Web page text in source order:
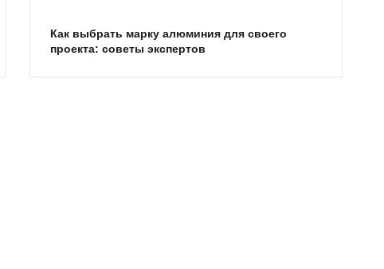
Как выбрать марку алюминия для своего
проекта: советы экспертов